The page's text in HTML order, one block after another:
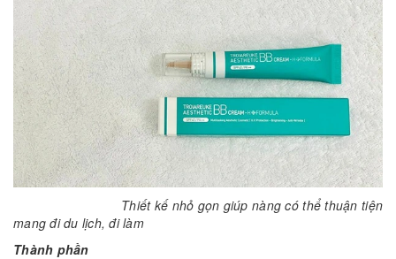
Thiết kế nhỏ gọn giúp nàng có thể thuận tiện
mang đi du lịch, đi làm
Thành phần